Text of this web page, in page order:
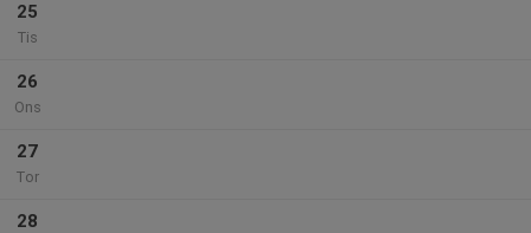
25
Tis
26
Ons
27
Tor
28